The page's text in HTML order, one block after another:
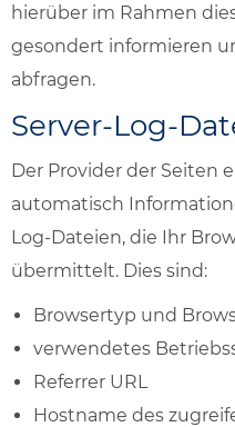
hierüber im Rahmen
gesondert informieren
abfragen.
Server-Log-
Der Provider der Seiten
automatisch
Log-Dateien, die Ihr
übermittelt. Dies sind:
Browsertyp und
verwendetes
Referrer URL
Hostname des